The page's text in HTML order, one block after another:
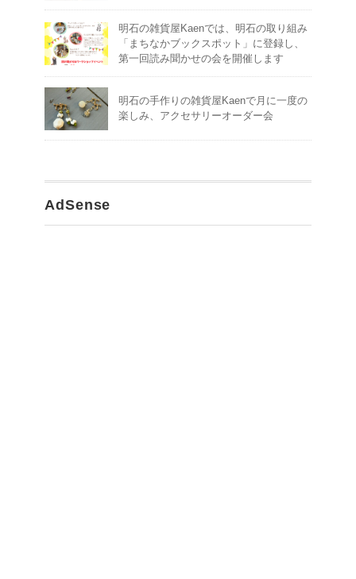
明石の雑貨屋Kaenでは、明石の取り組み
「まちなかブックスポット」に登録し、
第一回読み聞かせの会を開催します
明石の手作りの雑貨屋Kaenで月に一度の
楽しみ、アクセサリーオーダー会
AdSense